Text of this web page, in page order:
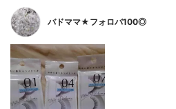
バドママ★フォロバ100◎